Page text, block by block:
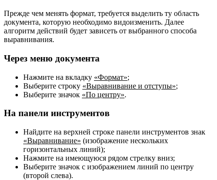
Прежде чем менять формат, требуется выделить ту область
документа, которую необходимо видоизменить. Далее
алгоритм действий будет зависеть от выбранного способа
выравнивания.
Через меню документа
Нажмите на вкладку «Формат»;
Выберите строку «Выравнивание и отступы»;
Выберите значок «По центру».
На панели инструментов
Найдите на верхней строке панели инструментов знак
«Выравнивание» (изображение нескольких
горизонтальных линий);
Нажмите на имеющуюся рядом стрелку вниз;
Выберите значок с изображением линий по центру
(второй слева).